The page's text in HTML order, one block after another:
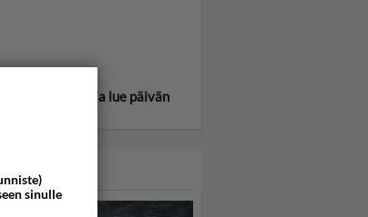
tähtimerkkisi ja lue päivän
sinulle